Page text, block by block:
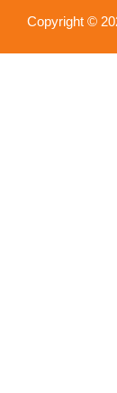
Copyright ©